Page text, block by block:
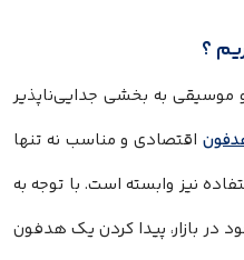
؟
موسیقی به بخشی جدایی‌ناپذیر
اقتصادی و مناسب نه تنها
نیز وابسته است. با توجه به
در بازار، پیدا کردن یک هدفون